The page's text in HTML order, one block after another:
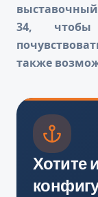
34, чтобы
также
Хотите